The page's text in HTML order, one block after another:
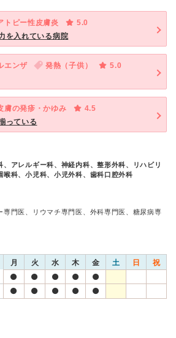
トピー性皮膚炎
5.0
を入れている病院
エンザ 発熱（子供）
5.0
膚の発疹・かゆみ
4.5
っている
、アレルギー科、神経内科、整形外科、リハビリ
喉科、小児科、小児外科、歯科口腔外科
専門医、リウマチ専門医、外科専門医、糖尿病専
月 火 水 木 金 土 日 祝